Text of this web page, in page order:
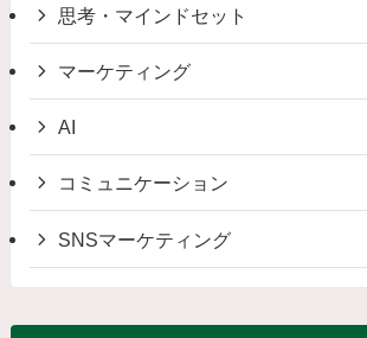
思考・マインドセット
マーケティング
AI
コミュニケーション
SNSマーケティング